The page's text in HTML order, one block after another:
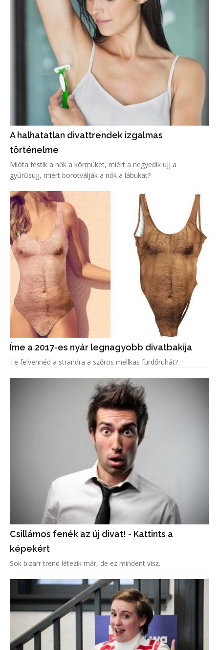
A halhatatlan divattrendek izgalmas
történelme
Mióta festik a nők a körmüket, miért a negyedik ujj a
gyűrűsujj, miért borotválják a nők a lábukat?
Íme a 2017-es nyár legnagyobb divatbakija
Te felvennéd a strandra a szőrös mellkas fürdőruhát?
Csillámos fenék az új divat! - Kattints a
képekért
Sok bizarr trend létezik már, de ez mindent visz.